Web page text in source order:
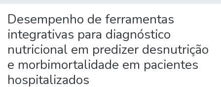
Autoarquivamento
Sobre o RI-UFCSPA
FAQ
Ajuda
Desempenho de ferramentas
integrativas para diagnóstico
nutricional em predizer desnutrição
e morbimortalidade em pacientes
hospitalizados